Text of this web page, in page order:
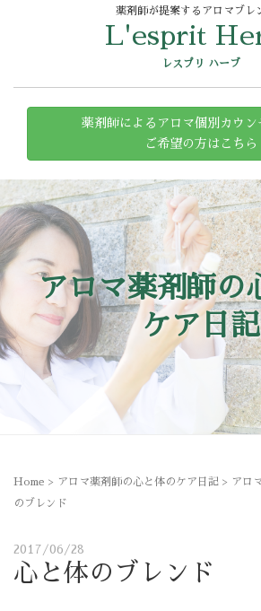
薬剤師が提案するアロマブレ
L'esprit
レスプリ ハーブ
薬剤師によるアロマ個別カウン
ご希望の方はこちら
アロマ薬剤師の
ケア日記
Home > アロマ薬剤師の心と体のケア日記 > アロ
のブレンド
2017/06/28
心と体のブレンド